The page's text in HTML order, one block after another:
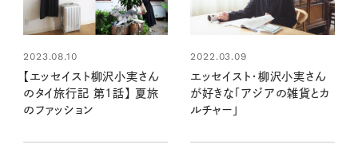
2023.08.10
【エッセイスト柳沢小実さん
のタイ旅行記 第1話】 夏旅
のファッション
2022.03.09
エッセイスト・柳沢小実さん
が好きな「アジアの雑貨とカ
ルチャー」